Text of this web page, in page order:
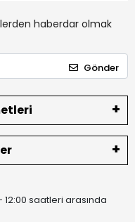
haberdar olmak
Gönder
saatleri arasında